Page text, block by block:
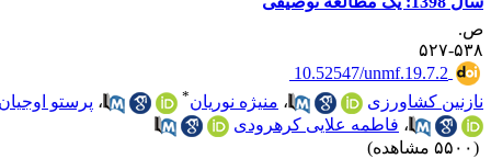
۵۲۷
‎ 10.52547/unmf.19.7.2
کشاورزی
،منیژه نوریان * ،پرستو اوجیان
،فاطمه علایی کرهرودی